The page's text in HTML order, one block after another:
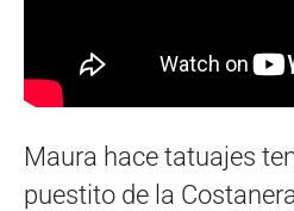
Maura hace tatuajes
puestito de la